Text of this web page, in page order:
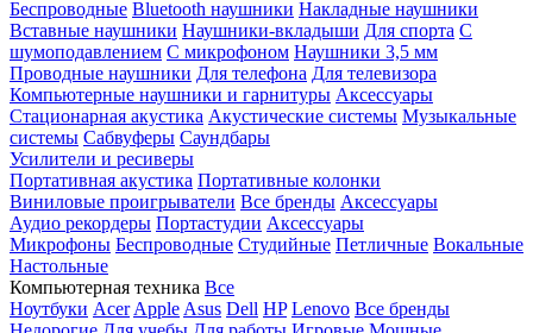
Беспроводные Bluetooth наушники Накладные наушники
Вставные наушники Наушники-вкладыши Для спорта С
шумоподавлением С микрофоном Наушники 3,5 мм
Проводные наушники Для телефона Для телевизора
Компьютерные наушники и гарнитуры Аксессуары
Стационарная акустика Акустические системы Музыкальные
системы Сабвуферы Саундбары
Усилители и ресиверы
Портативная акустика Портативные колонки
Виниловые проигрыватели Все бренды Аксессуары
Аудио рекордеры Портастудии Аксессуары
Микрофоны Беспроводные Студийные Петличные Вокальные
Настольные
Компьютерная техника Все
Ноутбуки Acer Apple Asus Dell HP Lenovo Все бренды